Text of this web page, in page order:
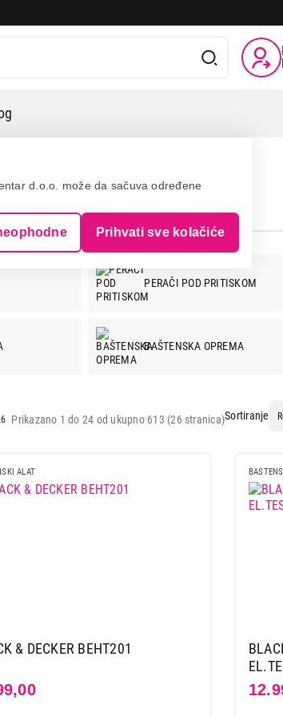
d.o.o. može da sačuva određene
Prihvati sve kolačiće
PERAČI POD PRITISKOM
BAŠTENSKA OPREMA
Sortiranje
Prikazano 1 do 24 od ukupno 613 (26 stranica)
ALAT
& DECKER BEHT201